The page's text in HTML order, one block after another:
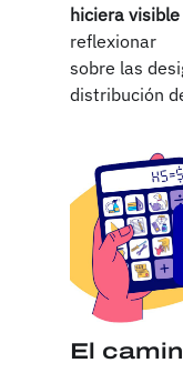
hiciera
reflexionar
sobre las
distribución
El